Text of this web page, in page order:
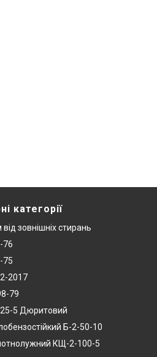
категорії
зовнішніх стирань
76
75
2017
79
25-5 Дюритовий
Б-2-50-10
КЩ-2-100-5